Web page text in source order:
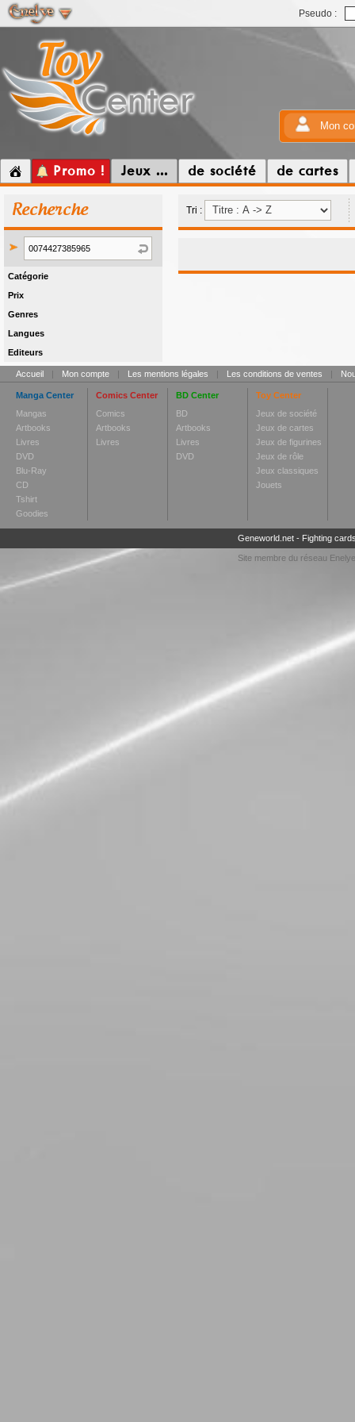
Pseudo :
Mon
Promo ! Jeux ... de société de cartes
Recherche
Catégorie
Prix
Genres
Langues
Editeurs
Tri :
Accueil | Mon compte | Les mentions légales | Les conditions de ventes |
Manga Center
Mangas
Artbooks
Livres
DVD
Blu-Ray
CD
Tshirt
Goodies
Comics Center
Comics
Artbooks
Livres
BD Center
BD
Artbooks
Livres
DVD
Toy Center
Jeux de société
Jeux de cartes
Jeux de figurines
Jeux de rôle
Jeux classiques
Jouets
Geneworld.net- Fighting
Site membre du réseau Enelye